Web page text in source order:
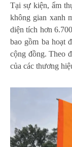
Tại sự kiện, ẩm
không gian xanh
diện tích hơn
bao gồm ba hoạt
cộng đồng. Theo
của các thương